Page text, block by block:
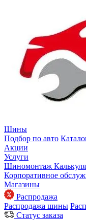
Шины
Подбор по авто
Акции
Услуги
Шиномонтаж
Корпоративное
Магазины
Распродажа
Распродажа шины
Статус заказа